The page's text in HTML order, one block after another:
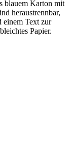
blauem Karton mit
heraustrennbar,
einem Text zur
Papier.